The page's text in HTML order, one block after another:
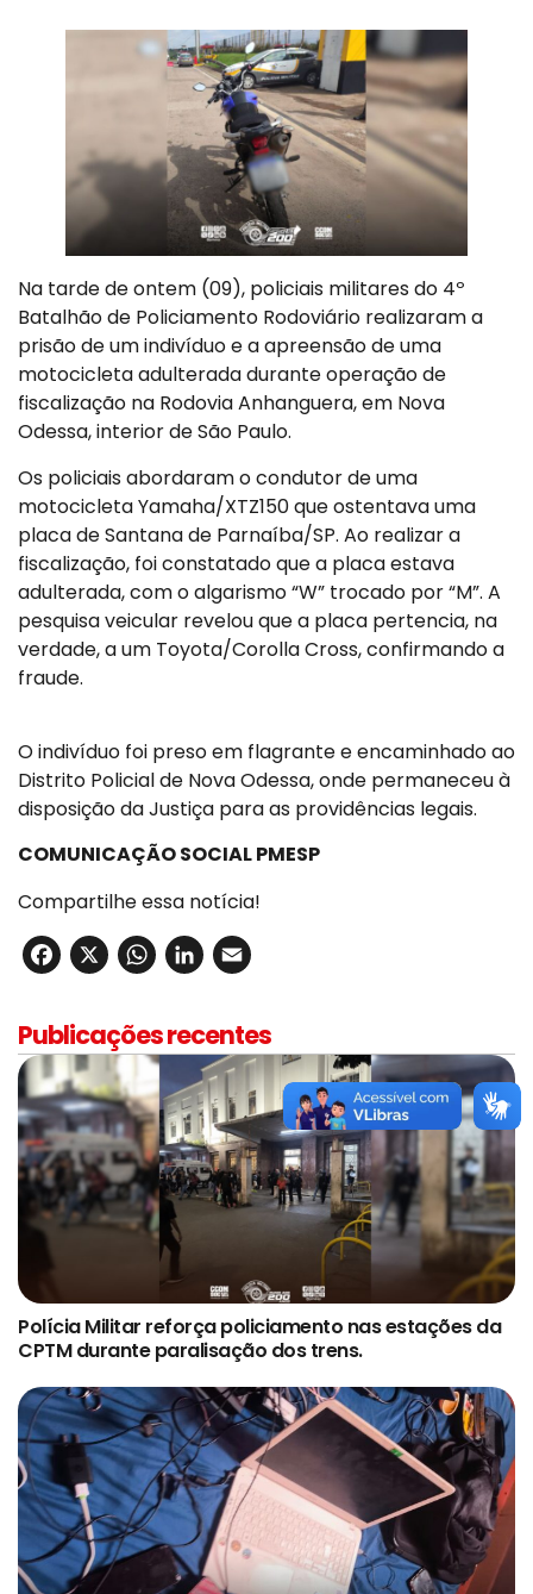
Na tarde de ontem (09), policiais militares do 4º
Batalhão de Policiamento Rodoviário realizaram a
prisão de um indivíduo e a apreensão de uma
motocicleta adulterada durante operação de
fiscalização na Rodovia Anhanguera, em Nova
Odessa, interior de São Paulo.
Os policiais abordaram o condutor de uma
motocicleta Yamaha/XTZ150 que ostentava uma
placa de Santana de Parnaíba/SP. Ao realizar a
fiscalização, foi constatado que a placa estava
adulterada, com o algarismo “W” trocado por “M”. A
pesquisa veicular revelou que a placa pertencia, na
verdade, a um Toyota/Corolla Cross, confirmando a
fraude.
O indivíduo foi preso em flagrante e encaminhado ao
Distrito Policial de Nova Odessa, onde permaneceu à
disposição da Justiça para as providências legais.
COMUNICAÇÃO SOCIAL PMESP
Compartilhe essa notícia!
Facebook
X WhatsApp
LinkedIn
Publicações recentes
Polícia Militar reforça policiamento nas estações da
CPTM durante paralisação dos trens.